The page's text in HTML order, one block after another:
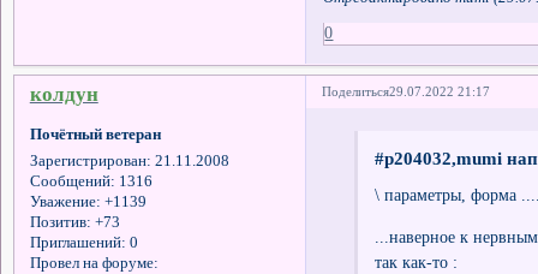
0
Поделиться29.07.2022 21:17
колдун
Почётный ветеран
Зарегистрирован: 21.11.2008
Сообщений: 1316
Уважение: +1139
Позитив: +73
Приглашений: 0
Провел на форуме:
#p204032,mumi
\ параметры, форма
...наверное к
так как-то :